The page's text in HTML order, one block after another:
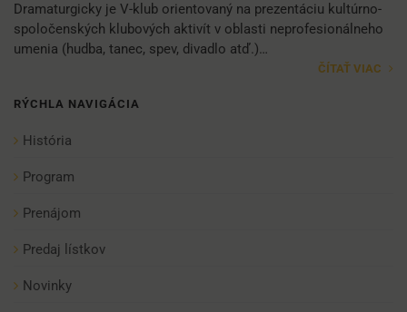
Dramaturgicky je V-klub orientovaný na prezentáciu kultúrno-
spoločenských klubových aktivít v oblasti neprofesionálneho
umenia (hudba, tanec, spev, divadlo atď.)…
ČÍTAŤ VIAC
RÝCHLA NAVIGÁCIA
História
Program
Prenájom
Predaj lístkov
Novinky